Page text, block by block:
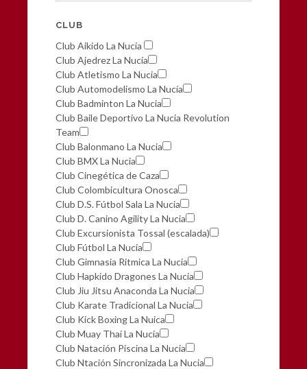
CLUB
Club Aikido La Nucía
Club Ajedrez La Nucía
Club Atletismo La Nucia
Club Automodelismo La Nucía
Club Badminton La Nucia
Club Baile Deportivo La Nucia Revolution
Team
Club Balonmano La Nucia
Club BMX La Nucia
Club Cinegética de Caza
Club Colombicultura Onosca
Club D.S. Fútbol Sala La Nucia
Club D. Canino Agility La Nucia
Club Excursionista Tossal (escalada)
Club Fútbol La Nucia
Club Gimnasia Ritmica La Nucia
Club Hapkido Dragones La Nucia
Club Jiu Jitsu Anaconda La Nucia
Club Karate Tradicional La Nucia
Club Kick Boxing La Nuica
Club Muay Thai La Nucia
Club Natación Piscina La Nucia
Club Ntación Sincronizada La Nucia